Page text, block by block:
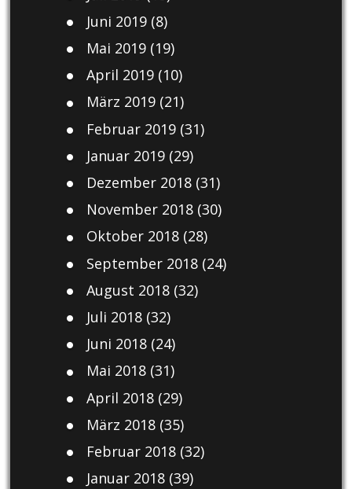
Juni 2019(8)
Mai 2019(19)
April 2019(10)
März 2019(21)
Februar 2019(31)
Januar 2019(29)
Dezember 2018(31)
November 2018(30)
Oktober 2018(28)
September 2018(24)
August 2018(32)
Juli 2018(32)
Juni 2018(24)
Mai 2018(31)
April 2018(29)
März 2018(35)
Februar 2018(32)
Januar 2018(39)